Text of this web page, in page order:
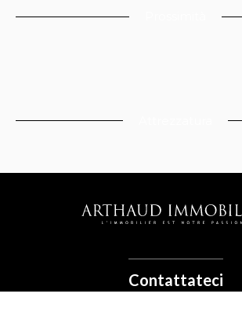
CONTATTO
Contattateci